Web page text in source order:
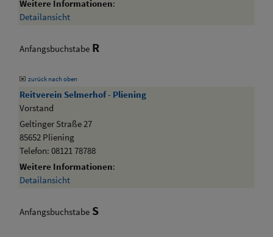
Weitere Informationen:
Detailansicht
Anfangsbuchstabe R
zurück nach oben
Reitverein Selmerhof - Pliening
Vorstand
Geltinger Straße 27
85652 Pliening
Telefon: 08121 78788
Weitere Informationen:
Detailansicht
Anfangsbuchstabe S